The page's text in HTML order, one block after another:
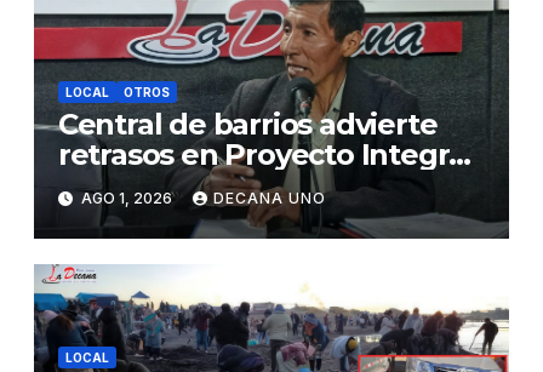
LOCAL OTROS
Central de barrios advierte
retrasos en Proyecto Integral
de Agua y Alcantarillado para
Juliaca
AGO 1, 2026 DECANA UNO
LOCAL